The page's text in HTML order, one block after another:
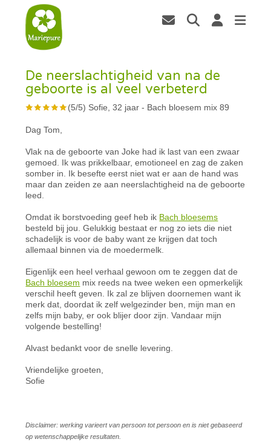
De neerslachtigheid van na de
geboorte is al veel verbeterd
(5/5) Sofie, 32 jaar - Bach bloesem mix 89
Dag Tom,
Vlak na de geboorte van Joke had ik last van een zwaar
gemoed. Ik was prikkelbaar, emotioneel en zag de zaken
somber in. Ik besefte eerst niet wat er aan de hand was
maar dan zeiden ze aan neerslachtigheid na de geboorte
leed.
Omdat ik borstvoeding geef heb ik Bach bloesems
besteld bij jou. Gelukkig bestaat er nog zo iets die niet
schadelijk is voor de baby want ze krijgen dat toch
allemaal binnen via de moedermelk.
Eigenlijk een heel verhaal gewoon om te zeggen dat de
Bach bloesem mix reeds na twee weken een opmerkelijk
verschil heeft geven. Ik zal ze blijven doornemen want ik
merk dat, doordat ik zelf welgezinder ben, mijn man en
zelfs mijn baby, er ook blijer door zijn. Vandaar mijn
volgende bestelling!
Alvast bedankt voor de snelle levering.
Vriendelijke groeten,
Sofie
Disclaimer: werking varieert van persoon tot persoon en is niet gebaseerd
op wetenschappelijke resultaten.